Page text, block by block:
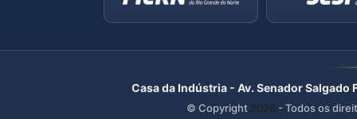
Casa da Indústria - Av. Senador
© Copyright 2026 - Todos os